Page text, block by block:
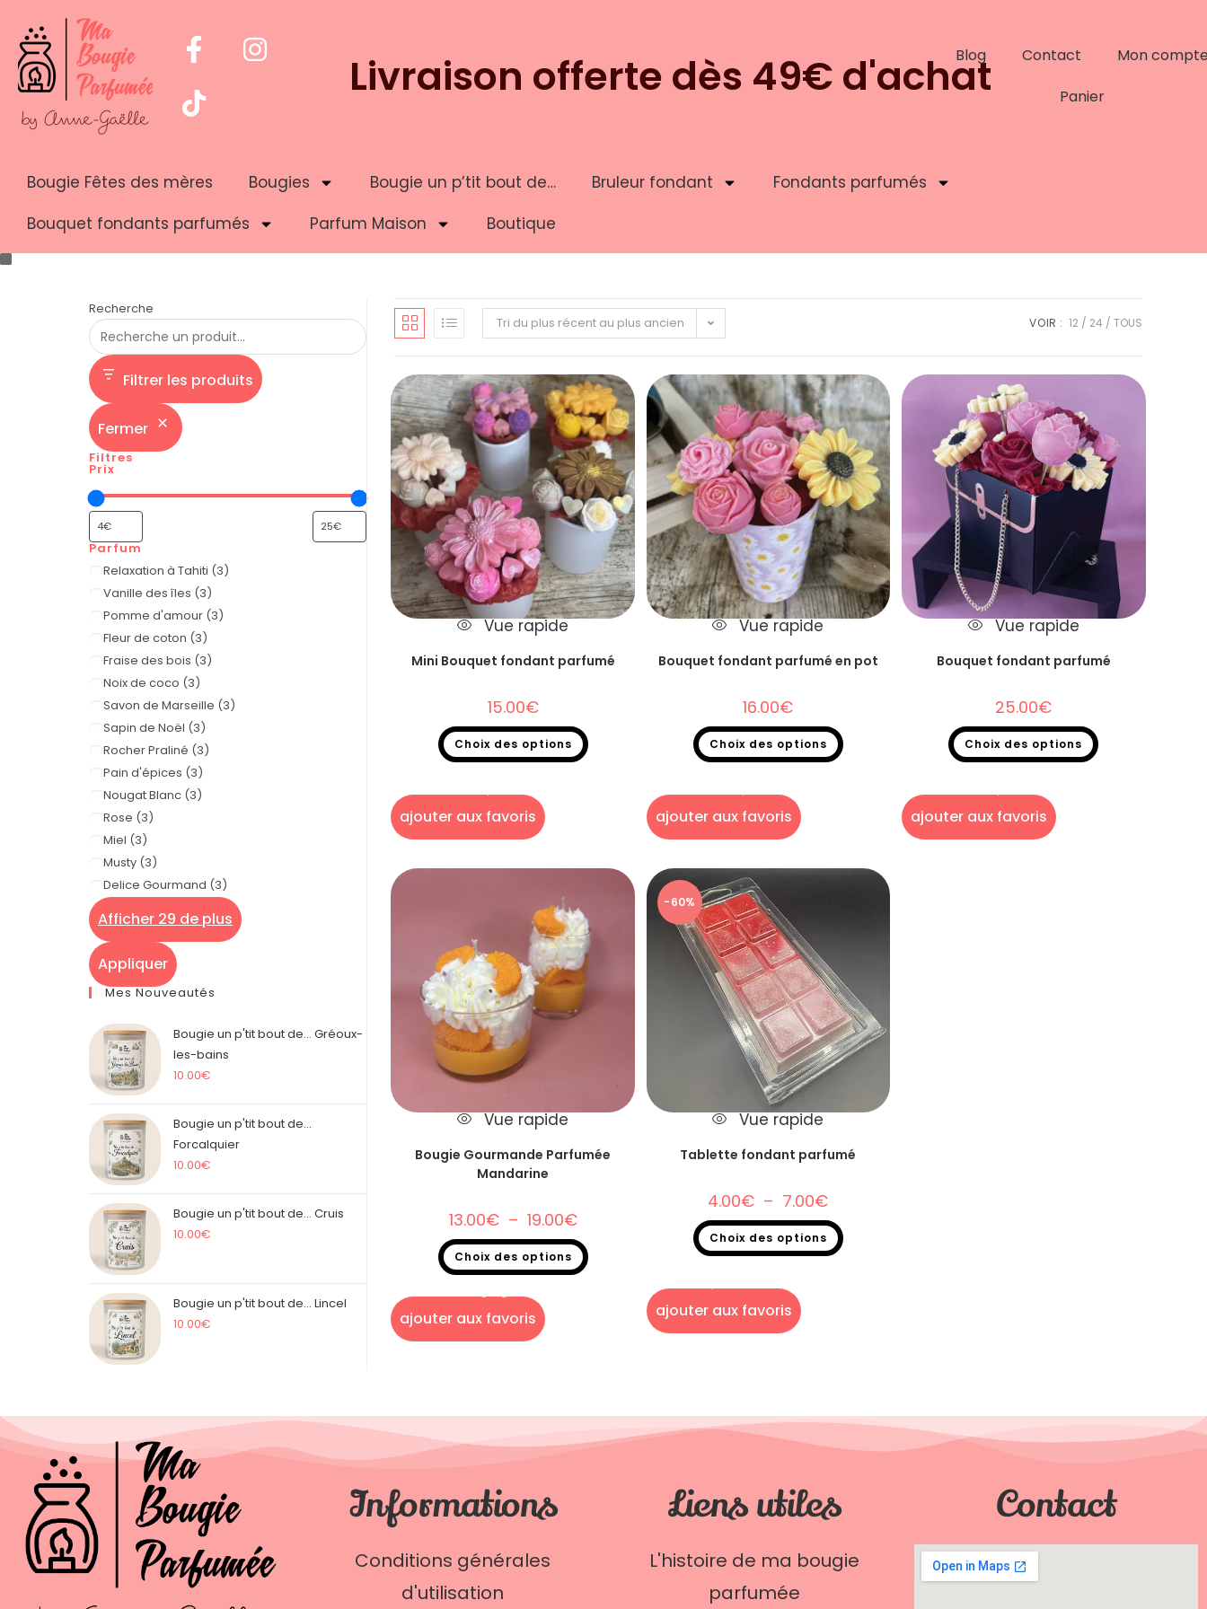
Livraison offerte dès 49€ d'achat
Blog Contact
Mon
Panier
Bougie Fêtes des mères Bougies Bougie un p’tit bout de… Bruleur fondant
Fondants parfumés
Bouquet fondants parfumés
Parfum Maison Boutique
Recherche
Filtrer les produits
Fermer
Filtres
Prix
Parfum
Relaxation à Tahiti (3)
Vanille des îles (3)
Pomme d'amour (3)
Fleur de coton (3)
Fraise des bois (3)
Noix de coco (3)
Savon de Marseille (3)
Sapin de Noël (3)
Rocher Praliné (3)
Pain d'épices (3)
Nougat Blanc (3)
Rose (3)
Miel (3)
Musty (3)
Delice Gourmand (3)
Afficher 29 de plus
Appliquer
Mes Nouveautés
Bougie un p'tit bout de... Gréoux-
les-bains
10.00€
Bougie un p'tit bout de...
Forcalquier
10.00€
Bougie un p'tit bout de... Cruis
10.00€
Bougie un p'tit bout de... Lincel
10.00€
Tri du plus récent au plus ancien VOIR : 12 24 TOUS
Vue rapide
Mini Bouquet fondant parfumé
15.00€
Choix des options
ajouter aux favoris
Vue rapide
Bouquet fondant parfumé en pot
16.00€
Choix des options
ajouter aux favoris
Vue rapide
Bouquet fondant parfumé
25.00€
Choix des options
ajouter aux favoris
Vue rapide
Bougie Gourmande Parfumée
Mandarine
13.00€ – 19.00€
Choix des options
ajouter aux favoris
-60%
Vue rapide
Tablette fondant parfumé
4.00€ – 7.00€
Choix des options
ajouter aux favoris
Informations
Conditions générales
d'utilisation
Liens utiles
L'histoire de ma bougie
parfumée
Contact